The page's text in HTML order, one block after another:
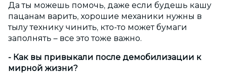
Да ты можешь помочь, даже если будешь кашу
пацанам варить, хорошие механики нужны в
тылу технику чинить, кто-то может бумаги
заполнять – все это тоже важно.
- Как вы привыкали после демобилизации к
мирной жизни?